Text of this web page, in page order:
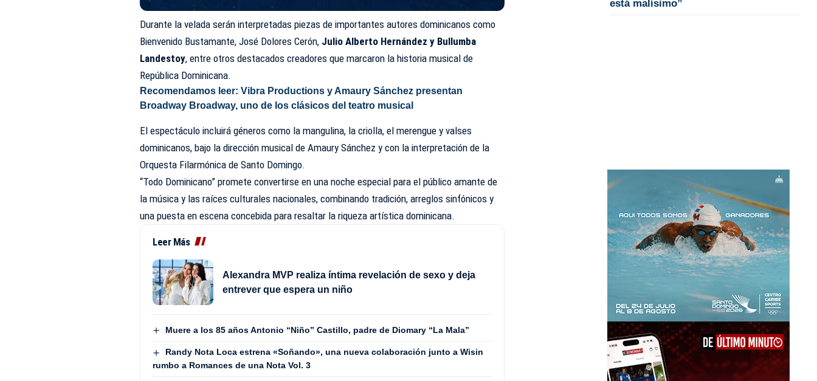
Durante la velada serán interpretadas piezas de importantes autores dominicanos como
Bienvenido Bustamante, José Dolores Cerón, Julio Alberto Hernández y Bullumba
Landestoy, entre otros destacados creadores que marcaron la historia musical de
República Dominicana.
Recomendamos leer:Vibra Productions y Amaury Sánchez presentan
Broadway Broadway, uno de los clásicos del teatro musical
El espectáculo incluirá géneros como la mangulina, la criolla, el merengue y valses
dominicanos, bajo la dirección musical de Amaury Sánchez y con la interpretación de la
Orquesta Filarmónica de Santo Domingo.
“Todo Dominicano” promete convertirse en una noche especial para el público amante de
la música y las raíces culturales nacionales, combinando tradición, arreglos sinfónicos y
una puesta en escena concebida para resaltar la riqueza artística dominicana.
Leer Más
Alexandra MVP realiza íntima revelación de sexo y deja
entrever que espera un niño
Muere a los 85 años Antonio “Niño” Castillo, padre de Diomary “La Mala”
Randy Nota Loca estrena «Soñando», una nueva colaboración junto a Wisin
rumbo a Romances de una Nota Vol. 3
está malísimo”